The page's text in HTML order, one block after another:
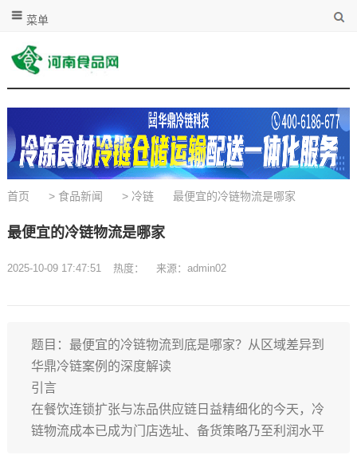
菜单
首页 > 食品新闻 > 冷链 最便宜的冷链物流是哪家
最便宜的冷链物流是哪家
2025-10-09 17:47:51 热度： 来源：admin02
题目：最便宜的冷链物流到底是哪家？从区域差异到
华鼎冷链案例的深度解读
引言
在餐饮连锁扩张与冻品供应链日益精细化的今天，冷
链物流成本已成为门店选址、备货策略乃至利润水平